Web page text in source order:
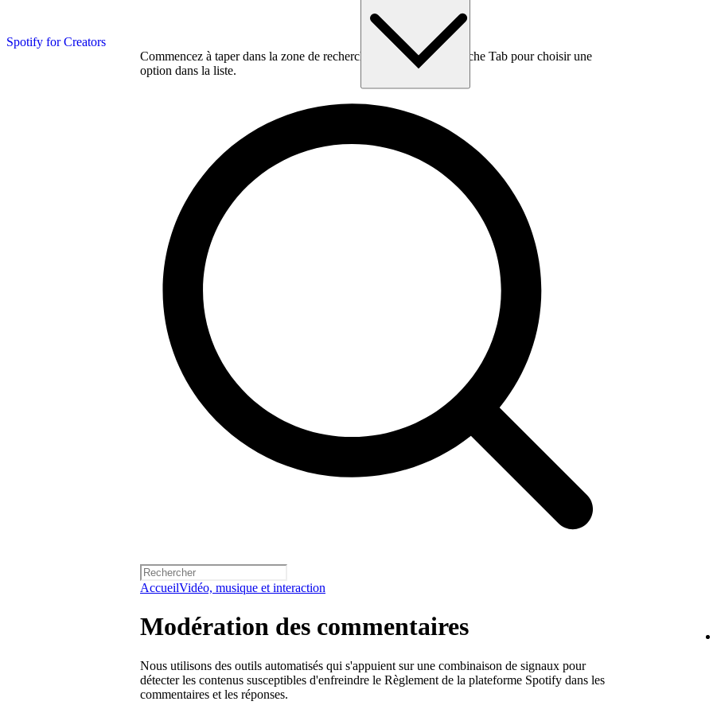
Spotify for Creators
Commencez à taper dans la zone de recherche, puis utilisez la touche Tab pour choisir une
option dans la liste.
AccueilVidéo, musique et interaction
Modération des commentaires
Nous utilisons des outils automatisés qui s'appuient sur une combinaison de signaux pour
détecter les contenus susceptibles d'enfreindre le Règlement de la plateforme Spotify dans les
commentaires et les réponses.